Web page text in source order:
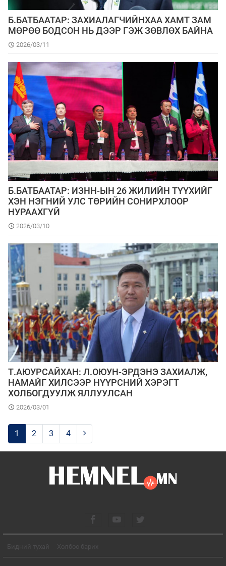
Б.БАТБААТАР: ЗАХИАЛАГЧИЙНХАА ХАМТ ЗАМ
МӨРӨӨ БОДСОН НЬ ДЭЭР ГЭЖ ЗӨВЛӨХ БАЙНА
2026/03/11
Б.БАТБААТАР: ИЗНН-ЫН 26 ЖИЛИЙН ТҮҮХИЙГ
ХЭН НЭГНИЙ УЛС ТӨРИЙН СОНИРХЛООР
НУРААХГҮЙ
2026/03/10
Т.АЮУРСАЙХАН: Л.ОЮУН-ЭРДЭНЭ ЗАХИАЛЖ,
НАМАЙГ ХИЛСЭЭР НҮҮРСНИЙ ХЭРЭГТ
ХОЛБОГДУУЛЖ ЯЛЛУУЛСАН
2026/03/01
1 2 3 4
Бидний тухай Холбоо барих